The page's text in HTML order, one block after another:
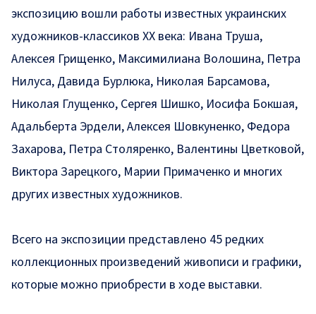
экспозицию вошли работы известных украинских
художников-классиков ХХ века: Ивана Труша,
Алексея Грищенко, Максимилиана Волошина, Петра
Нилуса, Давида Бурлюка, Николая Барсамова,
Николая Глущенко, Сергея Шишко, Иосифа Бокшая,
Адальберта Эрдели, Алексея Шовкуненко, Федора
Захарова, Петра Столяренко, Валентины Цветковой,
Виктора Зарецкого, Марии Примаченко и многих
других известных художников.
Всего на экспозиции представлено 45 редких
коллекционных произведений живописи и графики,
которые можно приобрести в ходе выставки.